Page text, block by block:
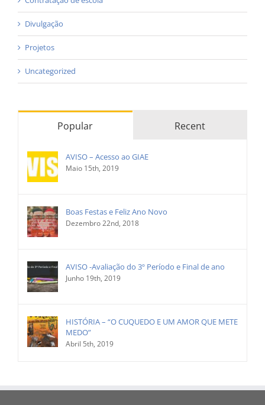
Divulgação
Projetos
Uncategorized
Popular Recent
AVISO – Acesso ao GIAE
Maio 15th, 2019
Boas Festas e Feliz Ano Novo
Dezembro 22nd, 2018
AVISO -Avaliação do 3º Período e Final de ano
Junho 19th, 2019
HISTÓRIA – “O CUQUEDO E UM AMOR QUE METE
MEDO”
Abril 5th, 2019